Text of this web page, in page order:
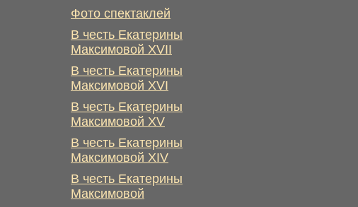
Фото спектаклей
В честь Екатерины
Максимовой XVII
В честь Екатерины
Максимовой XVI
В честь Екатерины
Максимовой XV
В честь Екатерины
Максимовой XIV
В честь Екатерины
Максимовой